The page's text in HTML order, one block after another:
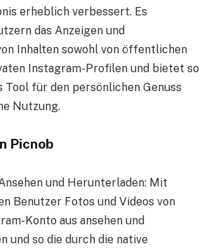
erheblich verbessert. Es
das Anzeigen und
Inhalten sowohl von öffentlichen
Instagram-Profilen und bietet so
Tool für den persönlichen Genuss
Nutzung.
Picnob
und Herunterladen: Mit
Benutzer Fotos und Videos von
Konto aus ansehen und
und so die durch die native